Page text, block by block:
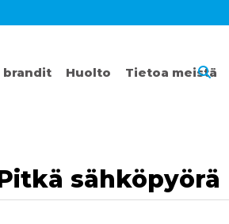
brandit Huolto Tietoa meistä
sähköpyörä